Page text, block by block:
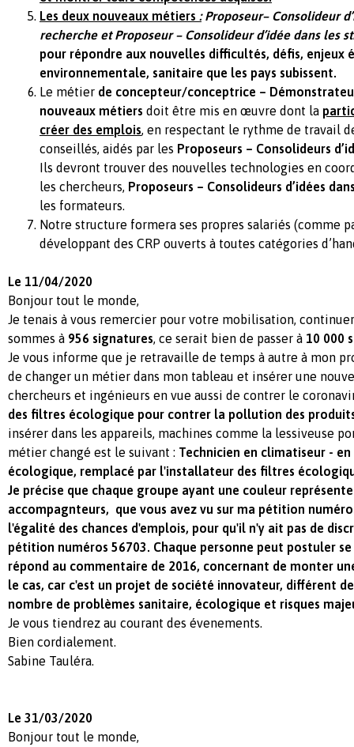
Les deux nouveaux métiers : Proposeur– Consolideur
recherche et Proposeur – Consolideur d’idée dans les
pour répondre aux nouvelles difficultés, défis, enjeux
environnementale, sanitaire que les pays subissent.
Le métier de concepteur/conceptrice –
nouveaux métiers doit être mis en œuvre dont la
créer des emplois, en respectant le rythme de travail
conseillés, aidés par les Proposeurs – Consolideurs
Ils devront trouver des nouvelles technologies en
les chercheurs, Proposeurs – Consolideurs d’idées
les formateurs.
Notre structure formera ses propres salariés (comme
développant des CRP ouverts à toutes catégories
Le 11/04/2020
Bonjour tout le monde,
Je tenais à vous remercier pour votre mobilisation,
sommes à 956 signatures, ce serait bien de passer à 10 000
Je vous informe que je retravaille de temps à autre à mon
de changer un métier dans mon tableau et insérer une
chercheurs et ingénieurs en vue aussi de contrer le
des filtres écologique pour contrer la pollution des
insérer dans les appareils, machines comme la lessiveuse
métier changé est le suivant : Technicien en climatiseur -
écologique, remplacé par l'installateur des filtres
Je précise que chaque groupe ayant une couleur
accompagnteurs, que vous avez vu sur ma pétition
l'égalité des chances d'emplois, pour qu'il n'y ait pas de
pétition numéros 56703. Chaque personne peut postuler
répond au commentaire de 2016, concernant de monter
le cas, car c'est un projet de société innovateur, différent
nombre de problèmes sanitaire, écologique et risques
Je vous tiendrez au courant des évenements.
Bien cordialement.
Sabine Tauléra.
Le 31/03/2020
Bonjour tout le monde,